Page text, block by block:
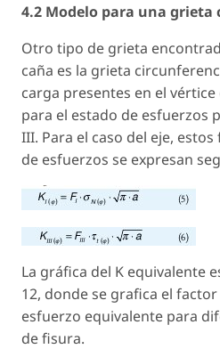
4.2 Modelo para una grieta
Otro tipo de grieta
caña es la grieta
carga presentes en el
para el estado de esfuerzos
III. Para el caso del eje,
de esfuerzos se expresan
La gráfica del K equivalente
12, donde se grafica el
esfuerzo equivalente para
de fisura.